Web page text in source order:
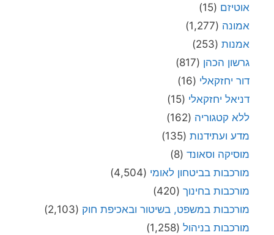
אוטיזם (15)
אמונה (1,277)
אמנות (253)
גרשון הכהן (817)
דור יחזקאלי (16)
דניאל יחזקאלי (15)
ללא קטגוריה (162)
מדע ועתידנות (135)
מוסיקה וסאונד (8)
מורכבות בביטחון לאומי (4,504)
מורכבות בחינוך (420)
מורכבות במשפט, בשיטור ובאכיפת חוק (2,103)
מורכבות בניהול (1,258)